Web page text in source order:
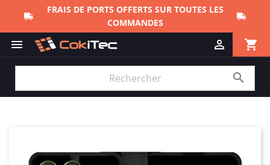
FRAIS DE PORTS OFFERTS SUR TOUTES LES
COMMANDES
 shopping_cart

